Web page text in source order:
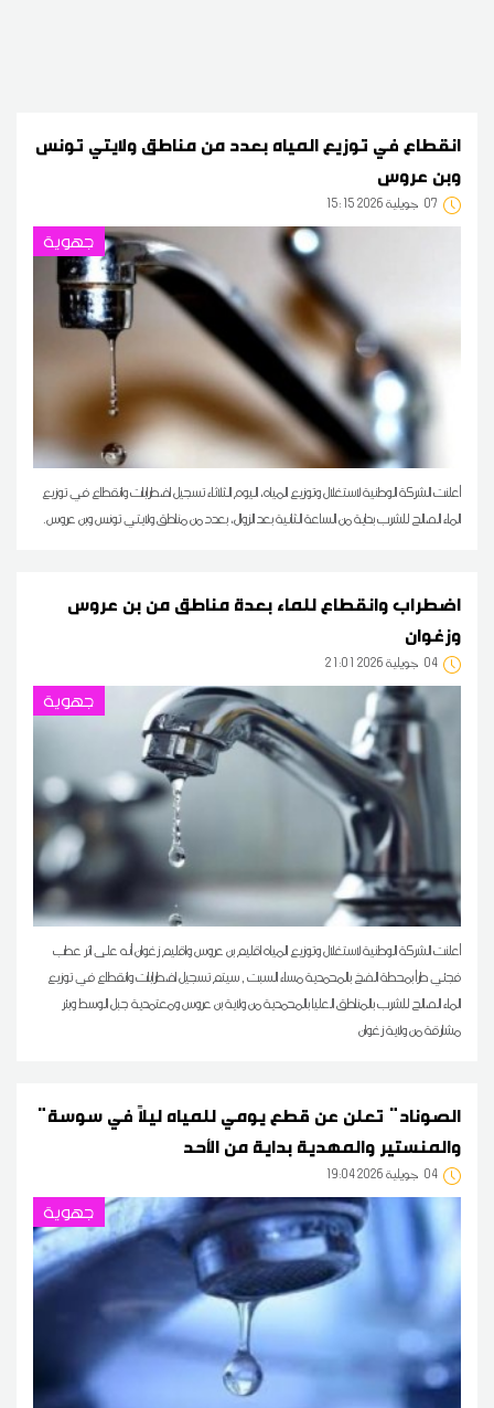
انقطاع في توزيع المياه بعدد من مناطق ولايتي تونس
وبن عروس
07 15:15 2026 جويلية
جهوية
أعلنت الشركة الوطنية لاستغلال وتوزيع المياه، اليوم الثلاثاء تسجيل اضطرابات وانقطاع في توزيع
الماء الصالح للشرب بداية من الساعة الثانية بعد الزوال، بعدد من مناطق ولايتي تونس وبن عروس.
اضطراب وانقطاع للماء بعدة مناطق من بن عروس
وزغوان
04 21:01 2026 جويلية
جهوية
أعلنت الشركة الوطنية لاستغلال وتوزيع المياه اقليم بن عروس واقليم زغوان أنه على اثر عطب
فجئي طرأ بمحطة الضخ بالمحمدية مساء السبت , سيتم تسجيل اضطرابات وانقطاع في توزيع
الماء الصالح للشرب بالمناطق العليا بالمحمدية من ولاية بن عروس ومعتمدية جبل الوسط وبئر
مشارقة من ولاية زغوان
"الصوناد" تعلن عن قطع يومي للمياه ليلاً في سوسة
والمنستير والمهدية بداية من الأحد
04 19:04 2026 جويلية
جهوية